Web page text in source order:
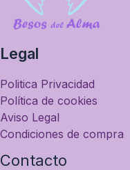
Legal
Politica Privacidad
Política de cookies
Aviso Legal
Condiciones de compra
Contacto